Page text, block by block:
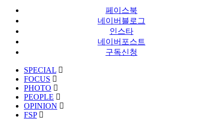
페이스북
네이버블로그
인스타
네이버포스트
구독신청
SPECIAL
FOCUS
PHOTO
PEOPLE
OPINION
FSP